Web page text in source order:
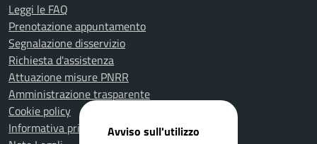
Leggi le FAQ
Prenotazione appuntamento
Segnalazione disservizio
Richiesta d'assistenza
Attuazione misure PNRR
Amministrazione trasparente
Cookie policy
Informativa privacy
Avviso sull'utilizzo